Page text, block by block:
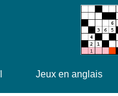
Jeux en anglais